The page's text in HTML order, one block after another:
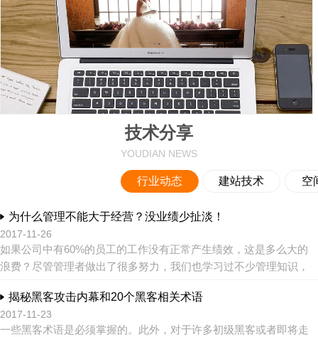
技术分享
YOUDIAN NEWS
行业动态 建站技术 空
为什么管理不能大于经营？没业绩少扯淡！
2017-11-26
如果公司中有60%的员工的工作没有正常产生绩效，这是多么大的
浪费？尽管管理者做出了很多努力，我们也学习过不少管理知识，
了哪里？ ...
揭秘黑客攻击内幕和20个黑客相关术语
2017-11-23
一些黑客术语是必须掌握的。此外，对于许多初级黑客或者即将走